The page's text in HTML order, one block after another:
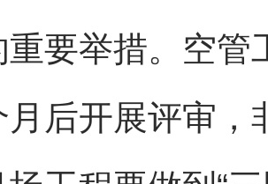
要举措。空管
月后开展评审，